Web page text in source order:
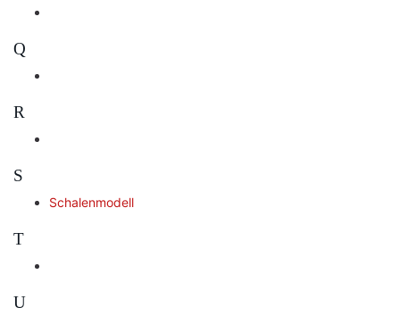
Q
R
S
Schalenmodell
T
U